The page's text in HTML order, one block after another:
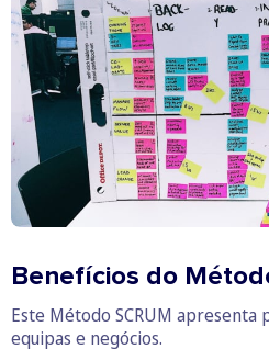
Benefícios do
Este Método SCRUM apresenta
equipas e negócios.